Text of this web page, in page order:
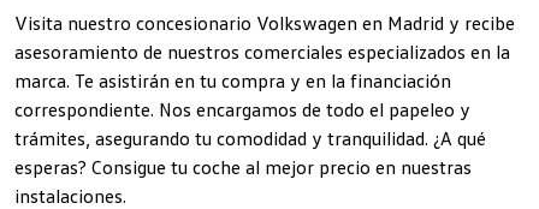
Visita nuestro concesionario Volkswagen en Madrid y recibe
asesoramiento de nuestros comerciales especializados en la
marca. Te asistirán en tu compra y en la financiación
correspondiente. Nos encargamos de todo el papeleo y
trámites, asegurando tu comodidad y tranquilidad. ¿A qué
esperas? Consigue tu coche al mejor precio en nuestras
instalaciones.